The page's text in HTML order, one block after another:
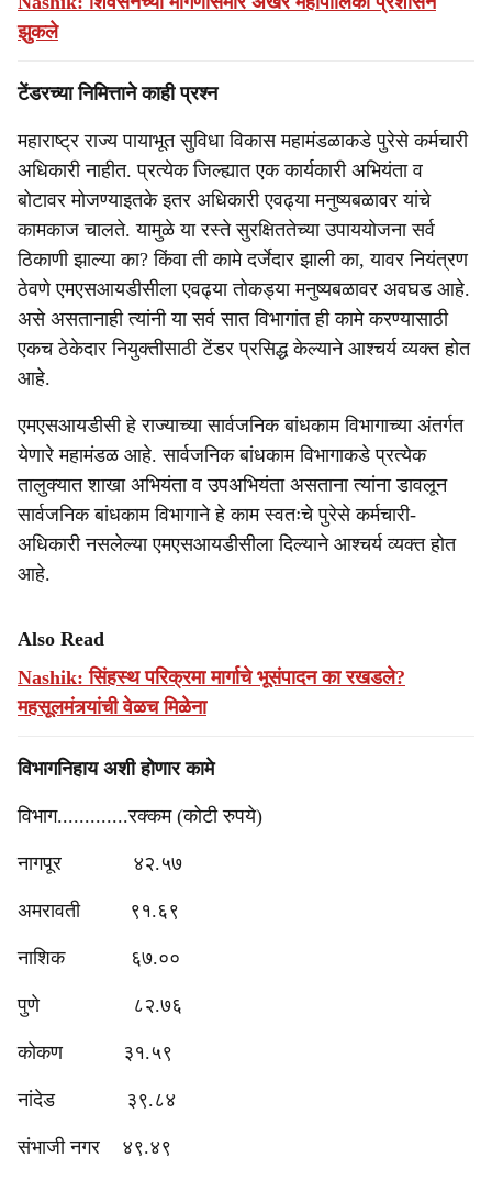
झुकले
टेंडरच्या निमित्ताने काही प्रश्न
महाराष्ट्र राज्य पायाभूत सुविधा विकास महामंडळाकडे पुरेसे कर्मचारी
अधिकारी नाहीत. प्रत्येक जिल्ह्यात एक कार्यकारी अभियंता व
बोटावर मोजण्याइतके इतर अधिकारी एवढ्या मनुष्यबळावर यांचे
कामकाज चालते. यामुळे या रस्ते सुरक्षिततेच्या उपाययोजना सर्व
ठिकाणी झाल्या का? किंवा ती कामे दर्जेदार झाली का, यावर नियंत्रण
ठेवणे एमएसआयडीसीला एवढ्या तोकड्या मनुष्यबळावर अवघड आहे.
असे असतानाही त्यांनी या सर्व सात विभागांत ही कामे करण्यासाठी
एकच ठेकेदार नियुक्तीसाठी टेंडर प्रसिद्ध केल्याने आश्चर्य व्यक्त होत
आहे.
एमएसआयडीसी हे राज्याच्या सार्वजनिक बांधकाम विभागाच्या अंतर्गत
येणारे महामंडळ आहे. सार्वजनिक बांधकाम विभागाकडे प्रत्येक
तालुक्यात शाखा अभियंता व उपअभियंता असताना त्यांना डावलून
सार्वजनिक बांधकाम विभागाने हे काम स्वतःचे पुरेसे कर्मचारी-
अधिकारी नसलेल्या एमएसआयडीसीला दिल्याने आश्चर्य व्यक्त होत
आहे.
Also Read
Nashik: सिंहस्थ परिक्रमा मार्गाचे भूसंपादन का रखडले?
महसूलमंत्र्यांची वेळच मिळेना
विभागनिहाय अशी होणार कामे
विभाग.............रक्कम (कोटी रुपये)
नागपूर ४२.५७
अमरावती ९१.६९
नाशिक ६७.००
पुणे ८२.७६
कोकण ३१.५९
नांदेड ३९.८४
संभाजी नगर ४९.४९